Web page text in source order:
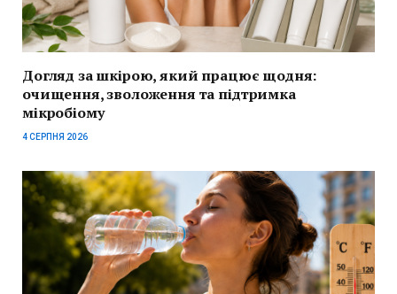
Догляд за шкірою, який працює щодня:
очищення, зволоження та підтримка
мікробіому
4 СЕРПНЯ 2026